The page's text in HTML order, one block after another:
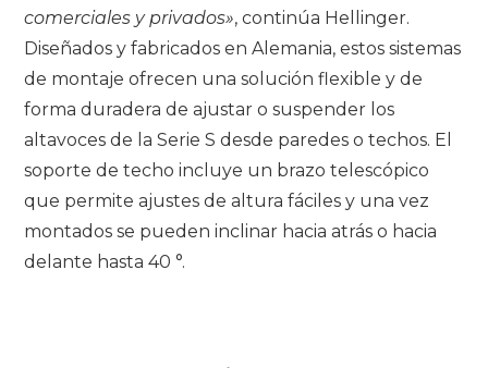
comerciales y privados», continúa Hellinger.
Diseñados y fabricados en Alemania, estos sistemas
de montaje ofrecen una solución flexible y de
forma duradera de ajustar o suspender los
altavoces de la Serie S desde paredes o techos. El
soporte de techo incluye un brazo telescópico
que permite ajustes de altura fáciles y una vez
montados se pueden inclinar hacia atrás o hacia
delante hasta 40 °.